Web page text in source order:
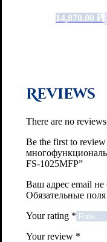
14,870.00 ₽
Reviews
There are no
Be the first to
FS-1025MFP”
Ваш адрес email не
Обязательные
Your rating *
Your review *